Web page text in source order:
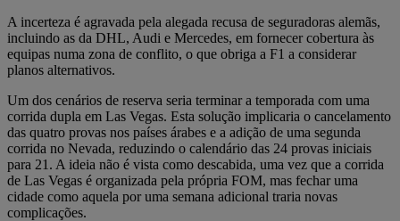
A incerteza é agravada pela alegada recusa de seguradoras alemãs,
incluindo as da DHL, Audi e Mercedes, em fornecer cobertura às
equipas numa zona de conflito, o que obriga a F1 a considerar
planos alternativos.
Um dos cenários de reserva seria terminar a temporada com uma
corrida dupla em Las Vegas. Esta solução implicaria o cancelamento
das quatro provas nos países árabes e a adição de uma segunda
corrida no Nevada, reduzindo o calendário das 24 provas iniciais
para 21. A ideia não é vista como descabida, uma vez que a corrida
de Las Vegas é organizada pela própria FOM, mas fechar uma
cidade como aquela por uma semana adicional traria novas
complicações.